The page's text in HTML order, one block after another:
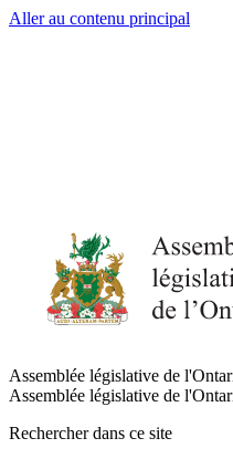
Aller au contenu principal
Assemblée législative de
Assemblée législative de
Rechercher dans ce site